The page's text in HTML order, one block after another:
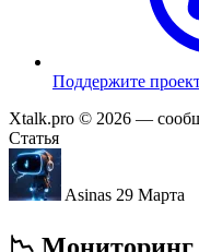
Поддержите
Xtalk.pro © 2026 —
Статья
Asinas 29 Марта